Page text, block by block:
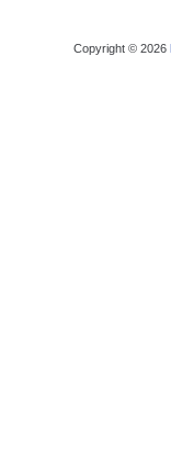
Copyright © 2026